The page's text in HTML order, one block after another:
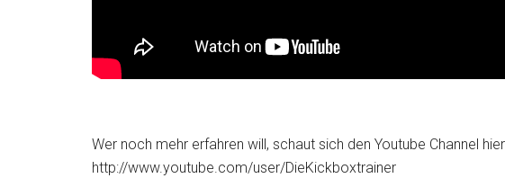
Wer noch mehr erfahren will, schaut sich den Youtube Channel
http://www.youtube.com/user/DieKickboxtrainer